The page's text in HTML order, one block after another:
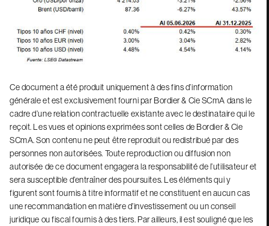
Ce document a été produit uniquement à des fins d’information
générale et est exclusivement fourni par Bordier & Cie SCmA dans le
cadre d’une relation contractuelle existante avec le destinataire qui le
reçoit. Les vues et opinions exprimées sont celles de Bordier & Cie
SCmA. Son contenu ne peut être reproduit ou redistribué par des
personnes non autorisées. Toute reproduction ou diffusion non
autorisée de ce document engagera la responsabilité de l’utilisateur et
sera susceptible d’entraîner des poursuites. Les éléments qui y
figurent sont fournis à titre informatif et ne constituent en aucun cas
une recommandation en matière d’investissement ou un conseil
juridique ou fiscal fournis à des tiers. Par ailleurs, il est souligné que les